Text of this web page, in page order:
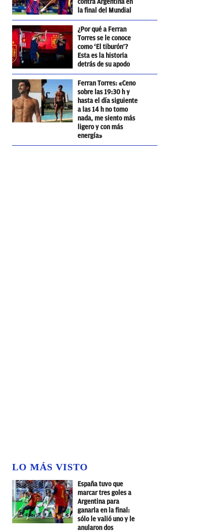
contra Argentina en
la final del Mundial
¿Por qué a Ferran
Torres se le conoce
como ‘El tiburón’?
Esta es la historia
detrás de su apodo
Ferran Torres: «Ceno
sobre las 19:30 h y
hasta el día siguiente
a las 14 h no tomo
nada, me siento más
ligero y con más
energía»
LO MÁS VISTO
España tuvo que
marcar tres goles a
Argentina para
ganarla en la final:
sólo le valió uno y le
anularon dos